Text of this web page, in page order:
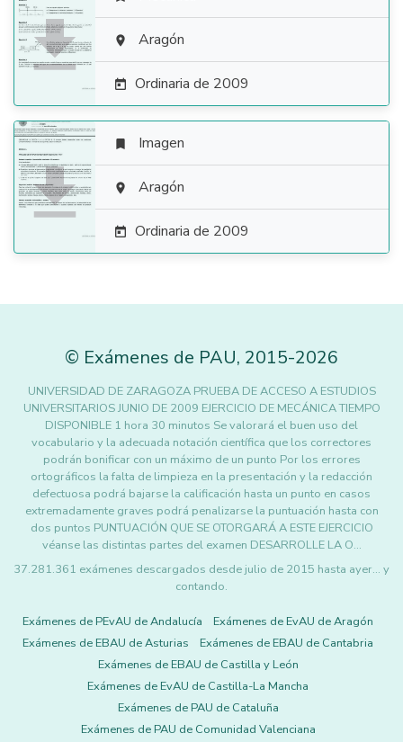
  Aragón
 Ordinaria de 2009

 Imagen
 Aragón
 Ordinaria de 2009
© Exámenes de PAU, 2015-2026
UNIVERSIDAD DE ZARAGOZA PRUEBA DE ACCESO A ESTUDIOS
UNIVERSITARIOS JUNIO DE 2009 EJERCICIO DE MECÁNICA TIEMPO
DISPONIBLE 1 hora 30 minutos Se valorará el buen uso del
vocabulario y la adecuada notación científica que los correctores
podrán bonificar con un máximo de un punto Por los errores
ortográficos la falta de limpieza en la presentación y la redacción
defectuosa podrá bajarse la calificación hasta un punto en casos
extremadamente graves podrá penalizarse la puntuación hasta con
dos puntos PUNTUACIÓN QUE SE OTORGARÁ A ESTE EJERCICIO
véanse las distintas partes del examen DESARROLLE LA O…
37.281.361 exámenes descargados desde julio de 2015 hasta ayer... y
contando.
Exámenes de PEvAU de Andalucía
Exámenes de EvAU de Aragón
Exámenes de EBAU de Asturias
Exámenes de EBAU de Cantabria
Exámenes de EBAU de Castilla y León
Exámenes de EvAU de Castilla-La Mancha
Exámenes de PAU de Cataluña
Exámenes de PAU de Comunidad Valenciana